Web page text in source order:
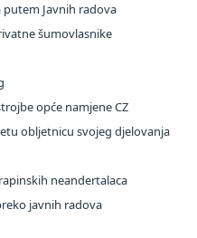
Javnih radova
šumovlasnike
opće namjene CZ
obljetnicu svojeg djelovanja
neandertalaca
javnih radova